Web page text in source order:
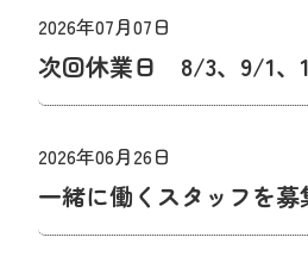
2026年07月07日
次回休業日 8/3、9/1、
2026年06月26日
一緒に働くスタッフを